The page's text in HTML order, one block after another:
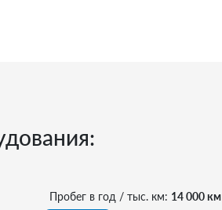
Пробег в год / тыс. км: 14 000 км